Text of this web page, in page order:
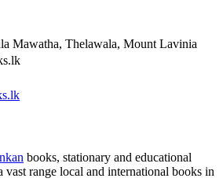
Mawatha, Thelawala, Mount Lavinia
books, stationary and educational
vast range local and international books in